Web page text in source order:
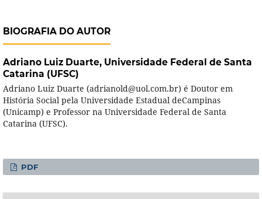
BIOGRAFIA DO AUTOR
Adriano Luiz Duarte, Universidade Federal de Santa
Catarina (UFSC)
Adriano Luiz Duarte (adrianold@uol.com.br) é Doutor em
História Social pela Universidade Estadual deCampinas
(Unicamp) e Professor na Universidade Federal de Santa
Catarina (UFSC).
PDF